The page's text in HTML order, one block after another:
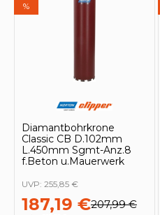
%
Diamantbohrkrone
Classic CB D.102mm
L.450mm Sgmt-Anz.8
f.Beton u.Mauerwerk
187,19 €207,99 €
UVP: 255,85 €